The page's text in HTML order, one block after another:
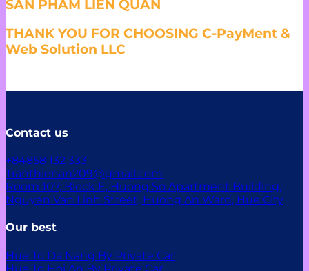
SẢN PHẨM LIÊN QUAN
THANK YOU FOR CHOOSING C-PayMent &
Web Solution LLC
Contact us
+84858 132 333
Tranthienan209@gmail.com
Room 107, Block E, Huong So Apartment Building,
Nguyen Van Linh Street, Huong An Ward, Hue City
Our best
Hue To Da Nang By Private Car
Hue To Hoi An By Private Car